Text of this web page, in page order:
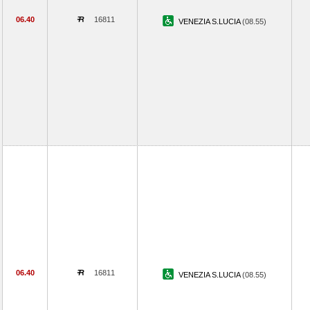
06.40 16811 VENEZIA S.LUCIA(08.55)
06.40 16811 VENEZIA S.LUCIA(08.55)